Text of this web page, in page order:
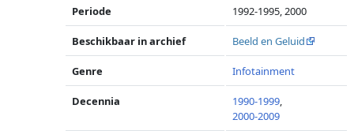
Periode 1992-1995, 2000
Beschikbaar in archief Beeld en Geluid
Genre Infotainment
Decennia 1990-1999,
2000-2009